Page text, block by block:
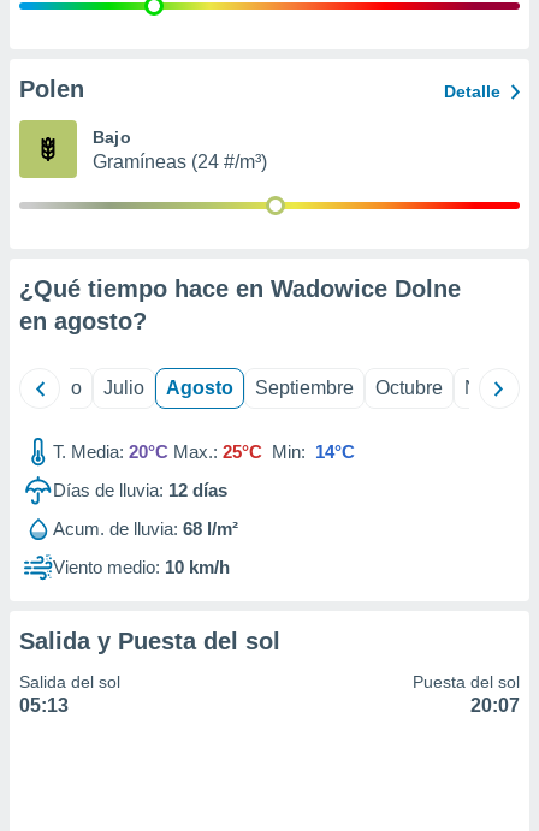
e
publicidad
Polen Detalle
Bajo
Gramíneas (24 #/m³)
¿Qué tiempo hace en Wadowice Dolne
en agosto?
Junio Julio Agosto Septiembre Octubre
T. Media: 20°C Max.: 25°C Min: 14°C
Días de lluvia: 12 días
Acum. de lluvia: 68 l/m²
Viento medio: 10 km/h
Salida y Puesta del sol
Salida del sol
05:13
Puesta del sol
20:07